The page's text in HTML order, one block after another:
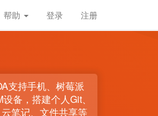
帮助 登录 注册
支持手机、树莓派
备，搭建个人Git、
笔记、文件共享等